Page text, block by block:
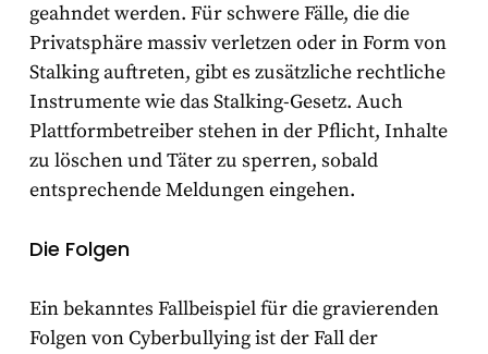
geahndet werden. Für schwere Fälle, die die
Privatsphäre massiv verletzen oder in Form von
Stalking auftreten, gibt es zusätzliche rechtliche
Instrumente wie das Stalking-Gesetz. Auch
Plattformbetreiber stehen in der Pflicht, Inhalte
zu löschen und Täter zu sperren, sobald
entsprechende Meldungen eingehen.
Die Folgen
Ein bekanntes Fallbeispiel für die gravierenden
Folgen von Cyberbullying ist der Fall der